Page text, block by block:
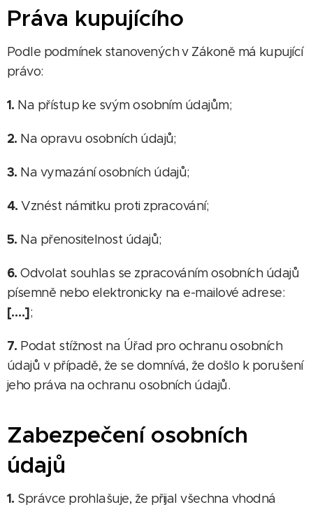
Práva kupujícího
Podle podmínek stanovených v Zákoně má kupující
právo:
1. Na přístup ke svým osobním údajům;
2. Na opravu osobních údajů;
3. Na vymazání osobních údajů;
4.Vznést námitku proti zpracování;
5. Na přenositelnost údajů;
6.Odvolat souhlas se zpracováním osobních údajů
písemně nebo elektronicky na e-mailové adrese:
[….];
7. Podat stížnost na Úřad pro ochranu osobních
údajů v případě, že se domnívá, že došlo k porušení
jeho práva na ochranu osobních údajů.
Zabezpečení osobních
údajů
1. Správce prohlašuje, že přijal všechna vhodná